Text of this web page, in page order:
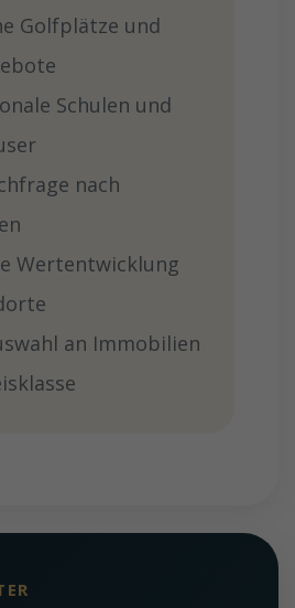
Golfplätze und
Schulen und
nach
Wertentwicklung
an Immobilien